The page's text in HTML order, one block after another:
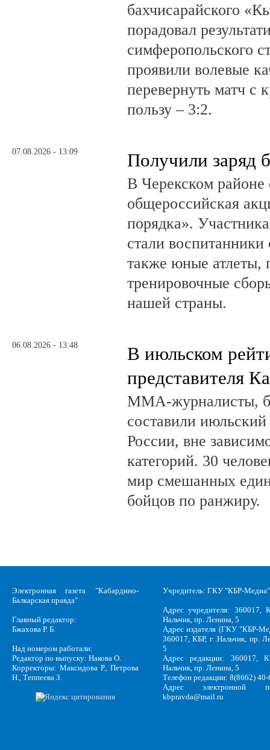
бахчисарайского
порадовал
симферопольского
проявили волевые
перевернуть матч с
пользу – 3:2.
07.08.2026 - 13:09 Получили заряд
В Черекском районе
общероссийская
порядка».
стали
также юные атлеты,
тренировочные
нашей страны.
06.08.2026 - 13:48
В июльском
представителя
ММА-журналисты,
составили
России, вне
категорий. 30
мир смешанных
бойцов по ранжиру.
Электронная газета "Кабардино-
Балкарская правда"
Главный редактор:
Бжахова Р. Б.
Над номером работали:
Редактор по выпуску: Накова О.
Корректоры: Максидова Р., Петрова
Н., Теппеева З.
Учредитель: ГКУ "КБР-Медиа"
Адрес учредителя: 360017,
Нальчик, пр. Ленина, 5
Адрес издателя (ГКУ "КБР-
360017, КБР, г .Нальчик, пр.
5
Адрес редакции: 360017,
Нальчик, пр. Ленина, 5
Телефон редакции: 8(8662)
Адрес электронной
kbpravda@mail.ru